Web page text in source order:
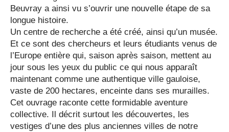
Beuvray a ainsi vu s’ouvrir une nouvelle étape de sa
longue histoire.
Un centre de recherche a été créé, ainsi qu’un musée.
Et ce sont des chercheurs et leurs étudiants venus de
l’Europe entière qui, saison après saison, mettent au
jour sous les yeux du public ce qui nous apparaît
maintenant comme une authentique ville gauloise,
vaste de 200 hectares, enceinte dans ses murailles.
Cet ouvrage raconte cette formidable aventure
collective. Il décrit surtout les découvertes, les
vestiges d’une des plus anciennes villes de notre